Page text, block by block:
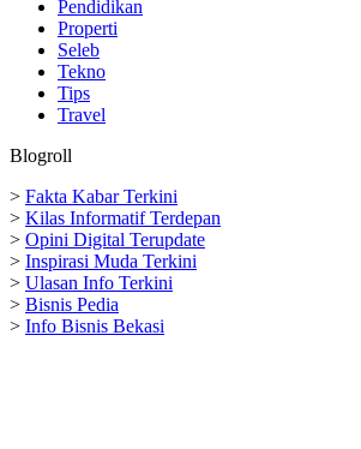
Pendidikan
Properti
Seleb
Tekno
Tips
Travel
Blogroll
> Fakta Kabar Terkini
> Kilas Informatif Terdepan
> Opini Digital Terupdate
> Inspirasi Muda Terkini
> Ulasan Info Terkini
> Bisnis Pedia
> Info Bisnis Bekasi